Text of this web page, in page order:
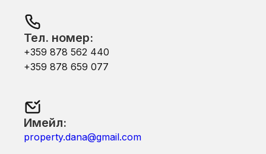
Тел. номер:
+359 878 562 440
+359 878 659 077
Имейл:
property.dana@gmail.com